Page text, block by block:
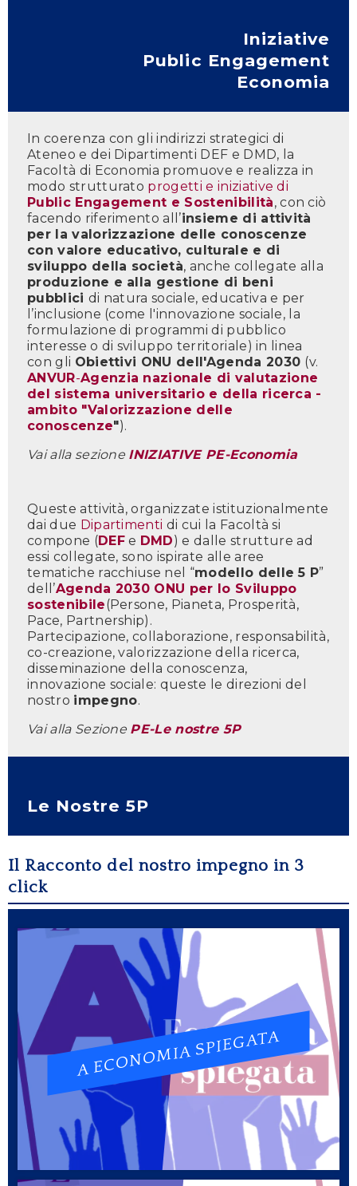
Iniziative
Public Engagement
Economia
In coerenza con gli indirizzi strategici di
Ateneo e dei Dipartimenti DEF e DMD, la
Facoltà di Economia promuove e realizza in
modo strutturato progetti e iniziative di
Public Engagement e Sostenibilità, con ciò
facendo riferimento all’insieme di attività
per la valorizzazione delle conoscenze
con valore educativo, culturale e di
sviluppo della società, anche collegate alla
produzione e alla gestione di beni
pubblici di natura sociale, educativa e per
l’inclusione (come l'innovazione sociale, la
formulazione di programmi di pubblico
interesse o di sviluppo territoriale) in linea
con gli Obiettivi ONU dell'Agenda 2030 (v.
ANVUR-Agenzia nazionale di valutazione
del sistema universitario e della ricerca -
ambito "Valorizzazione delle
conoscenze").
Vai alla sezione INIZIATIVE PE-Economia
Queste attività, organizzate istituzionalmente
dai due Dipartimenti di cui la Facoltà si
compone (DEF e DMD) e dalle strutture ad
essi collegate, sono ispirate alle aree
tematiche racchiuse nel “modello delle 5 P”
dell’Agenda 2030 ONU per lo Sviluppo
sostenibile(Persone, Pianeta, Prosperità,
Pace, Partnership).
Partecipazione, collaborazione, responsabilità,
co-creazione, valorizzazione della ricerca,
disseminazione della conoscenza,
innovazione sociale: queste le direzioni del
nostro impegno.
Vai alla Sezione PE-Le nostre 5P
Le Nostre 5P
Il Racconto del nostro impegno in 3
click
A ECONOMIA SPIEGATA